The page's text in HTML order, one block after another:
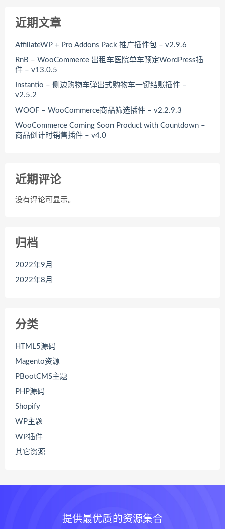
近期文章
AffiliateWP + Pro Addons Pack 推广插件包 – v2.9.6
RnB – WooCommerce 出租车医院单车预定WordPress插
件 – v13.0.5
Instantio – 侧边购物车弹出式购物车一键结账插件 –
v2.5.2
WOOF – WooCommerce商品筛选插件 – v2.2.9.3
WooCommerce Coming Soon Product with Countdown –
商品倒计时销售插件 – v4.0
近期评论
没有评论可显示。
归档
2022年9月
2022年8月
分类
HTML5源码
Magento资源
PBootCMS主题
PHP源码
Shopify
WP主题
WP插件
其它资源
提供最优质的资源集合